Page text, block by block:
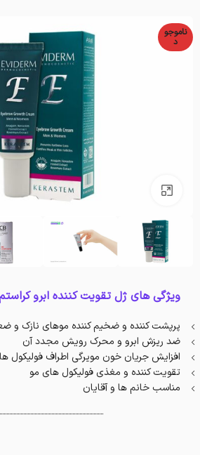
ناموجو
د
بزرگنمایی تصویر
ویژگی های ژل تقویت کننده ابرو
پرپشت کننده و ضخیم کننده موهای نازک و
ضد ریزش ابرو و محرک رویش مجدد آن
افزایش جریان خون مویرگی اطراف فولیکول‌ ها
تقویت کننده و مغذی فولیکول‌ های مو
مناسب خانم ‌‌ها و آقایان